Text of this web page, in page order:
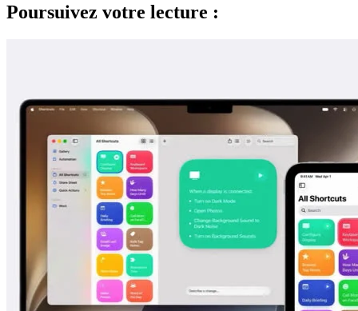
Poursuivez votre lecture :